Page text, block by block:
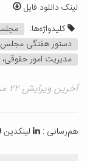
لینک دانلود فایل
کلیدواژه‌ها:
دستور هفتگی مجلس
مدیریت امور حقوقی،
آخرین ویرایش ۲۲ مرداد ۱۴۰۲
هم‌رسانی : لینکدین